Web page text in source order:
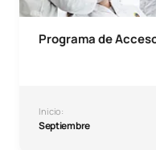
Programa de
Inicio:
Septiembre